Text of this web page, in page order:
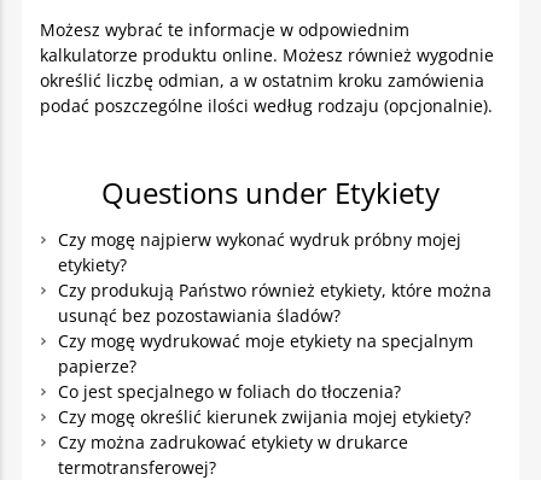
Możesz wybrać te informacje w odpowiednim
kalkulatorze produktu online. Możesz również wygodnie
określić liczbę odmian, a w ostatnim kroku zamówienia
podać poszczególne ilości według rodzaju (opcjonalnie).
Questions under Etykiety
Czy mogę najpierw wykonać wydruk próbny mojej
etykiety?
Czy produkują Państwo również etykiety, które można
usunąć bez pozostawiania śladów?
Czy mogę wydrukować moje etykiety na specjalnym
papierze?
Co jest specjalnego w foliach do tłoczenia?
Czy mogę określić kierunek zwijania mojej etykiety?
Czy można zadrukować etykiety w drukarce
termotransferowej?